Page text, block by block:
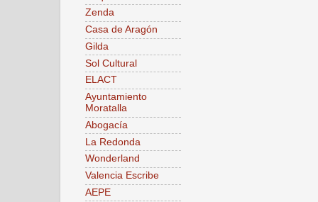
Zenda
Casa de Aragón
Gilda
Sol Cultural
ELACT
Ayuntamiento
Moratalla
Abogacía
La Redonda
Wonderland
Valencia Escribe
AEPE